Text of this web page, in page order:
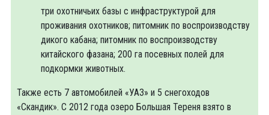
три охотничьих базы с инфраструктурой для
проживания охотников; питомник по воспроизводству
дикого кабана; питомник по воспроизводству
китайского фазана; 200 га посевных полей для
подкормки животных.
Также есть 7 автомобилей «УАЗ» и 5 снегоходов
«Скандик». С 2012 года озеро Большая Тереня взято в